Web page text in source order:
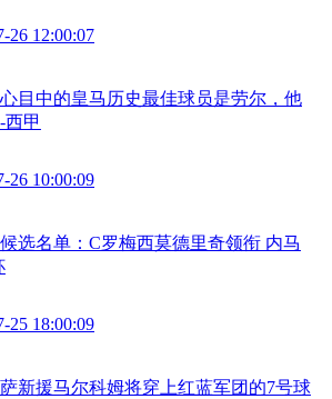
26 12:00:07
目中的皇马历史最佳球员是劳尔，他
甲
26 10:00:09
选名单：C罗梅西莫德里奇领衔 内马
25 18:00:09
新援马尔科姆将穿上红蓝军团的7号球